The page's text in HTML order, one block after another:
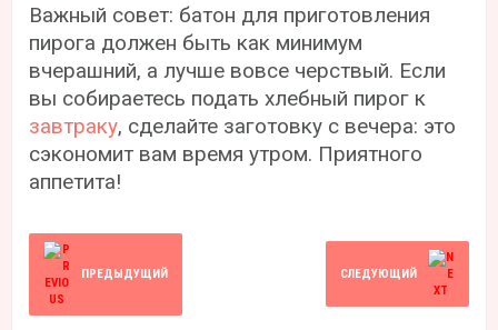
Важный совет: батон для приготовления
пирога должен быть как минимум
вчерашний, а лучше вовсе черствый. Если
вы собираетесь подать хлебный пирог к
завтраку, сделайте заготовку с вечера: это
сэкономит вам время утром. Приятного
аппетита!
ПРЕДЫДУЩИЙ СЛЕДУЮЩИЙ